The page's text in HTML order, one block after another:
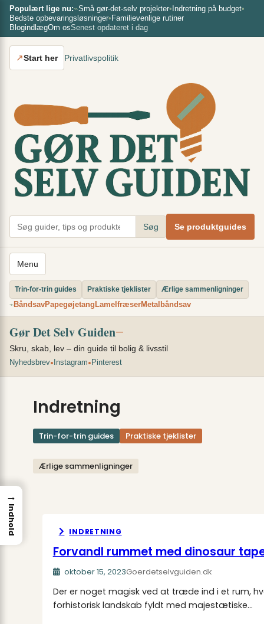
Spring
indhold
Populært lige nu:⌁Små gør-det-selv projekter• Indretning på budget•
Bedste opbevaringsløsninger• Familievenlige rutiner
BlogindlægOm osSenest opdateret i dag
↗Start her Privatlivspolitik
Søg Se produktguides
Menu
Trin-for-trin guides Praktiske tjeklister
Ærlige sammenligninger
⌁BåndsavPapegøjetang LamelfræserMetalbåndsav
Gør Det Selv Guiden—
Skru, skab, lev – din guide til bolig & livsstil
Nyhedsbrev• Instagram• Pinterest
Indretning
Trin-for-trin guides Praktiske tjeklister
Ærlige sammenligninger
INDRETNING
Forvandl rummet med dinosaur
oktober 15, 2023Goerdetselvguiden.dk
Der er noget magisk ved at træde ind i et rum,
forhistorisk landskab fyldt med majestætiske…
→
Indhold